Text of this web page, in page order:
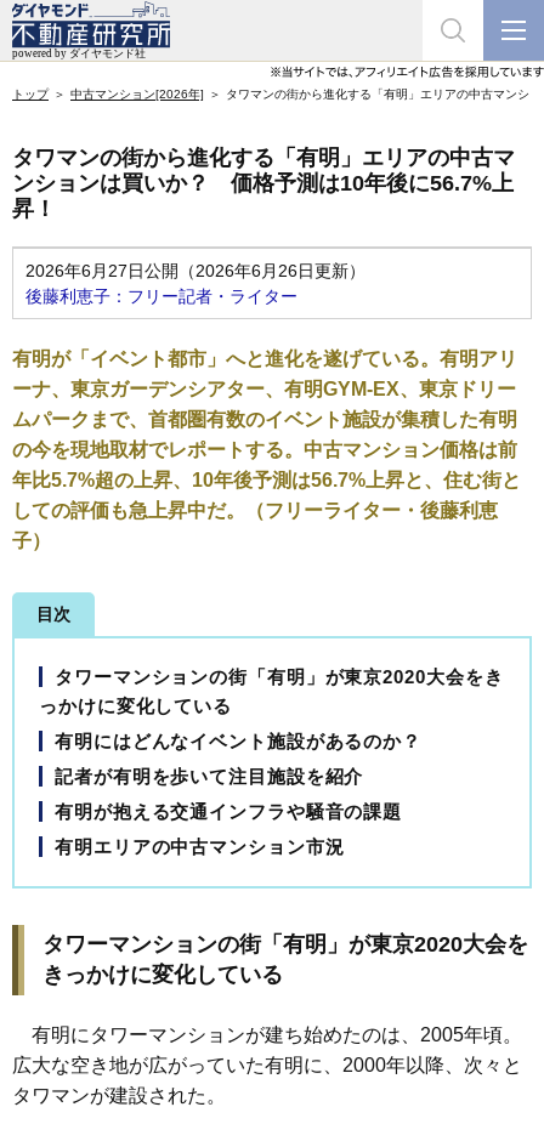
トップ 中古マンション[2026年] タワマンの街から進化する「有明」エリアの中古マン
タワマンの街から進化する「有明」エリアの中古マ
ンションは買いか？ 価格予測は10年後に56.7%上
昇！
2026年6月27日公開（2026年6月26日更新）
後藤利恵子：フリー記者・ライター
有明が「イベント都市」へと進化を遂げている。有明アリ
ーナ、東京ガーデンシアター、有明GYM-EX、東京ドリー
ムパークまで、首都圏有数のイベント施設が集積した有明
の今を現地取材でレポートする。中古マンション価格は前
年比5.7%超の上昇、10年後予測は56.7%上昇と、住む街と
しての評価も急上昇中だ。（フリーライター・後藤利恵
子）
目次
タワーマンションの街「有明」が東京2020大会をき
っかけに変化している
有明にはどんなイベント施設があるのか？
記者が有明を歩いて注目施設を紹介
有明が抱える交通インフラや騒音の課題
有明エリアの中古マンション市況
タワーマンションの街「有明」が東京2020大会を
きっかけに変化している
有明にタワーマンションが建ち始めたのは、2005年頃。
広大な空き地が広がっていた有明に、2000年以降、次々と
タワマンが建設された。